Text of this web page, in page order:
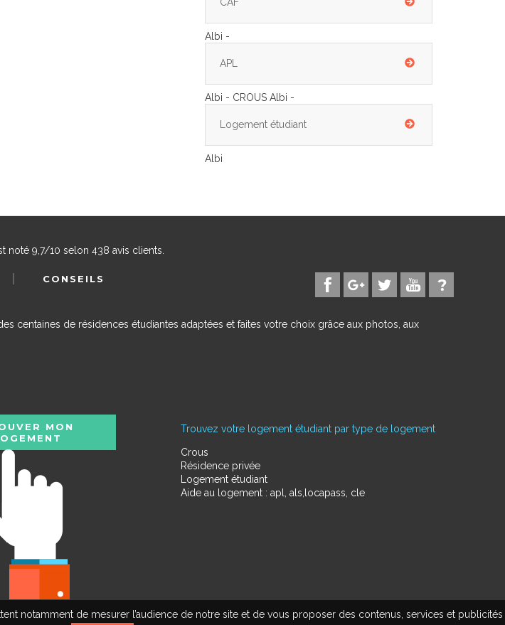
notamment de mesurer l’audience de notre site et de vous proposer des contenus, services et publicités
Albi -
APL
Albi - CROUS Albi -
Logement étudiant
Albi
noté 9,7/10 selon 438 avis clients.
CONSEILS
centaines de résidences étudiantes adaptées et faites votre choix grâce aux photos, aux
Trouvez votre logement étudiant par type de logement
Crous
Résidence privée
Logement étudiant
Aide au logement : apl, als,locapass, cle
MON